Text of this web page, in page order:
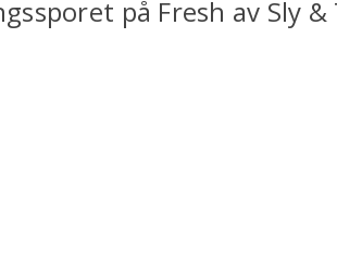
på Fresh av Sly &